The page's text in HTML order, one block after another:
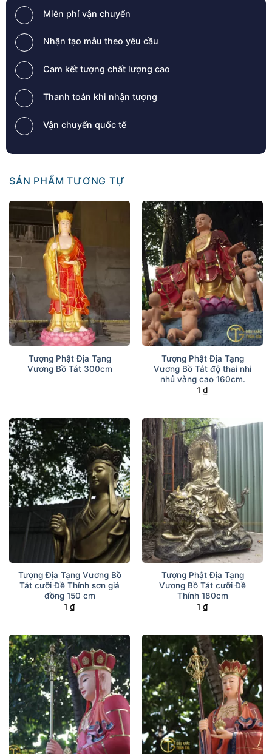
Miễn phí vận chuyển
Nhận tạo mẫu theo yêu cầu
Cam kết tượng chất lượng cao
Thanh toán khi nhận tượng
Vận chuyển quốc tế
SẢN PHẨM TƯƠNG TỰ
Tượng Phật Địa Tạng
Vương Bồ Tát 300cm
Tượng Phật Địa Tạng
Vương Bồ Tát độ thai nhi
nhủ vàng cao 160cm.
1 ₫
Tượng Địa Tạng Vương Bồ
Tát cưỡi Đề Thính sơn giả
đồng 150 cm
1 ₫
Tượng Phật Địa Tạng
Vương Bồ Tát cưỡi Đề
Thính 180cm
1 ₫